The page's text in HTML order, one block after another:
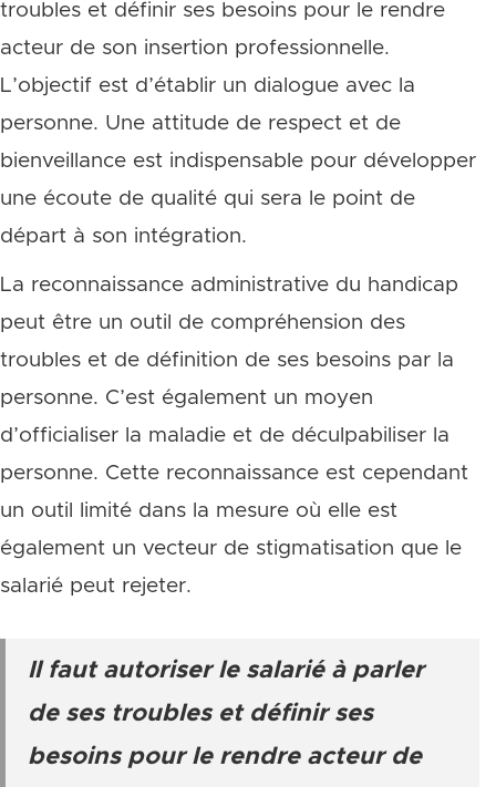
troubles et définir ses besoins pour le rendre
acteur de son insertion professionnelle.
L’objectif est d’établir un dialogue avec la
personne. Une attitude de respect et de
bienveillance est indispensable pour développer
une écoute de qualité qui sera le point de
départ à son intégration.
La reconnaissance administrative du handicap
peut être un outil de compréhension des
troubles et de définition de ses besoins par la
personne. C’est également un moyen
d’officialiser la maladie et de déculpabiliser la
personne. Cette reconnaissance est cependant
un outil limité dans la mesure où elle est
également un vecteur de stigmatisation que le
salarié peut rejeter.
Il faut autoriser le salarié à parler
de ses troubles et définir ses
besoins pour le rendre acteur de